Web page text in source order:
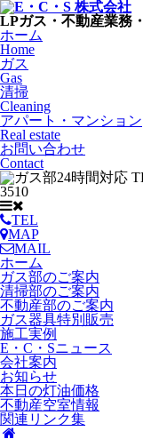
LPガス・不動産業務
ホーム
Home
ガス
Gas
清掃
Cleaning
アパート・マンション
Real estate
お問い合わせ
Contact
TEL
MAP
MAIL
ホーム
ガス部のご案内
清掃部のご案内
不動産部のご案内
ガス器具特別販売
施工実例
E・C・Sニュース
会社案内
お知らせ
本日の灯油価格
不動産空室情報
関連リンク集